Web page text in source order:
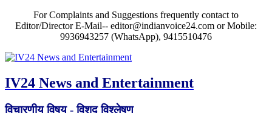
For Complaints and Suggestions frequently contact to
Editor/Director E-Mail-- editor@indianvoice24.com or Mobile:
9936943257 (WhatsApp), 9415510476
IV24 News and Entertainment
विचारणीय विषय - विशद् विश्लेषण